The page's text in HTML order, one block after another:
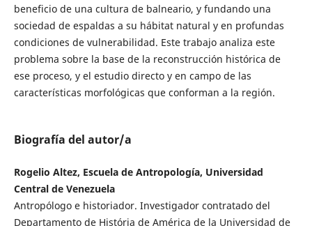
beneficio de una cultura de balneario, y fundando una
sociedad de espaldas a su hábitat natural y en profundas
condiciones de vulnerabilidad. Este trabajo analiza este
problema sobre la base de la reconstrucción histórica de
ese proceso, y el estudio directo y en campo de las
características morfológicas que conforman a la región.
Biografía del autor/a
Rogelio Altez, Escuela de Antropología, Universidad
Central de Venezuela
Antropólogo e historiador. Investigador contratado del
Departamento de História de América de la Universidad de